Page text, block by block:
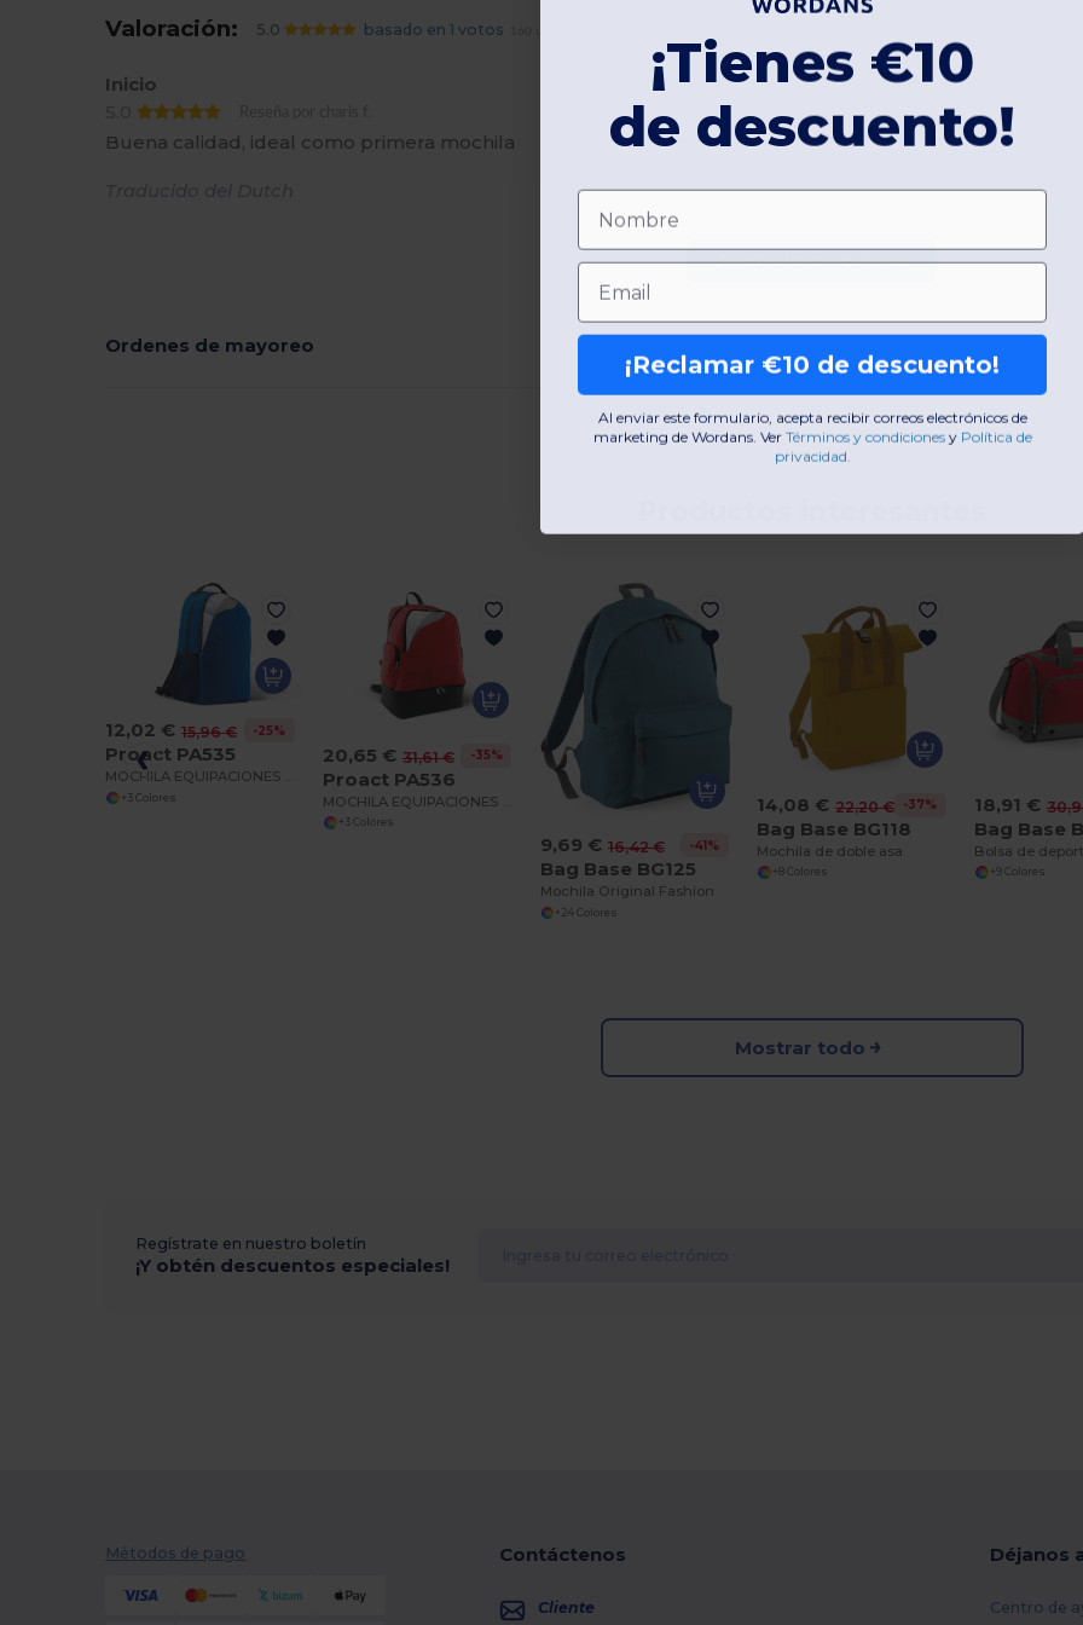
Valoración: 5.0 basado en 1 votos
Inicio
5.0
Buena calidad, ideal como primera mochila
Añadir un comentario
Ordenes de mayoreo
12,02 € 15,96 € -25%
Proact PA535
+3 Colores
20,65 € 31,61 € -35%
Proact PA536
+3 Colores
9,69 € 16,42 € -41%
Bag Base BG125
Mochila Original Fashion
+24 Colores
14,08 € 22,20 € -37%
Bag Base BG118
Mochila de doble asa
+8 Colores
18,91 €
Bag Base
Bolsa de
+9 Colores
Mostrar todo
Regístrate en nuestro boletín
¡Y obtén descuentos especiales!
Métodos de pago Contáctenos
Cliente
Déjanos
Centro de
¡Tienes €10
de descuento!
Nombre
Email
¡Reclamar €10 de descuento!
Al enviar este formulario, acepta recibir correos electrónicos de
marketing de Wordans. Ver​ Términos y condiciones​ y Política de
privacidad.